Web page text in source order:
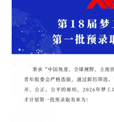
纪录片3 我们都是青年偶像
活动
往届
出彩2016
变革2015